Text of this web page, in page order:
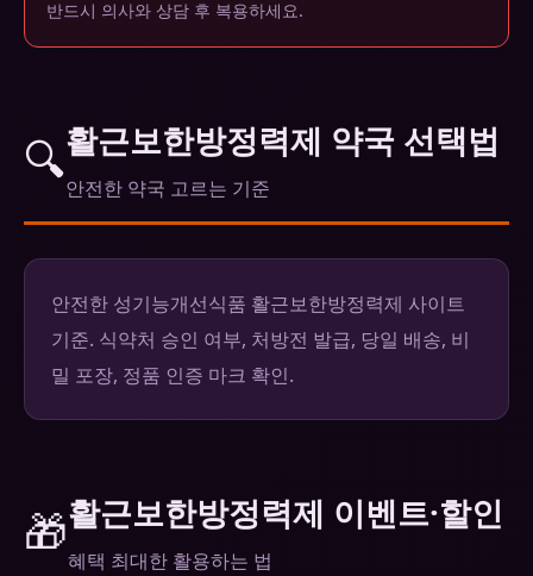
반드시 의사와 상담 후 복용하세요.
🔍활근보한방정력제 약국 선택법
안전한 약국 고르는 기준
안전한 성기능개선식품 활근보한방정력제 사이트
기준. 식약처 승인 여부, 처방전 발급, 당일 배송, 비
밀 포장, 정품 인증 마크 확인.
🎁활근보한방정력제 이벤트·할인
혜택 최대한 활용하는 법